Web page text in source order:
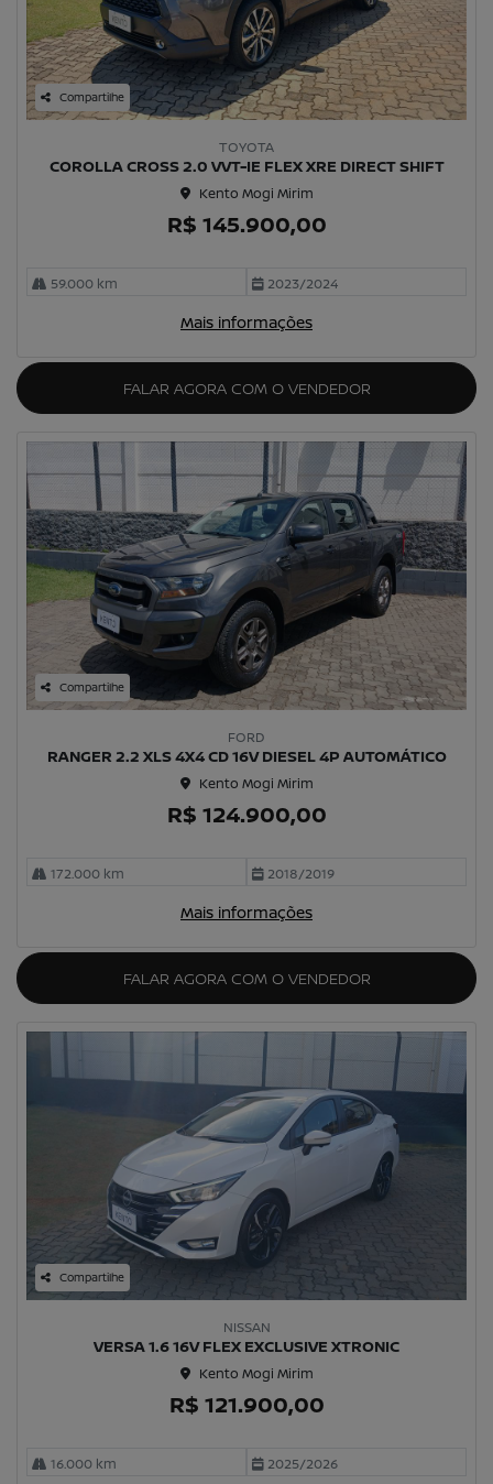
Compartilhe
TOYOTA
COROLLA CROSS 2.0 VVT-IE FLEX XRE DIRECT SHIFT
Kento Mogi Mirim
R$ 145.900,00
59.000 km 2023/2024
Mais informações
FALAR AGORA COM O VENDEDOR
Compartilhe
FORD
RANGER 2.2 XLS 4X4 CD 16V DIESEL 4P AUTOMÁTICO
Kento Mogi Mirim
R$ 124.900,00
172.000 km 2018/2019
Mais informações
FALAR AGORA COM O VENDEDOR
Compartilhe
NISSAN
VERSA 1.6 16V FLEX EXCLUSIVE XTRONIC
Kento Mogi Mirim
R$ 121.900,00
16.000 km 2025/2026